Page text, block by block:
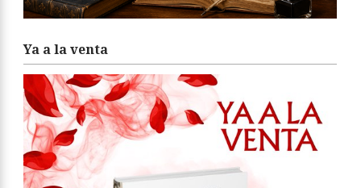
Ya a la venta